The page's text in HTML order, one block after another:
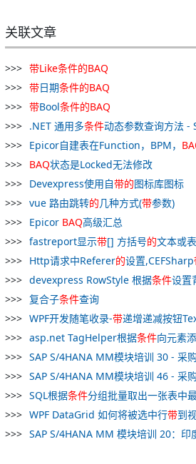
关联文章
带Like条件的BAQ
带日期条件的BAQ
带Bool条件的BAQ
.NET 通用多条件动态参数查询方法 -
Epicor自建表在Function，BPM，
BAQ状态是Locked无法修改
Devexpress使用自带的图标库图标
vue 路由跳转的几种方式(带参数)
Epicor BAQ高级汇总
fastreport显示带[] 方括号的文本或
Http请求中Referer的设置,CEFSharp
devexpress RowStyle 根据条件设置
复合子条件查询
WPF开发随笔收录-带递增递减按钮
asp.net TagHelper根据条件向元素
SAP S/4HANA MM模块培训 30 - 采
SAP S/4HANA MM模块培训 46 - 采
SQL根据条件分组批量取出一张表中
WPF DataGrid 如何将被选中行带到
SAP S/4HANA MM 模块培训 20：印